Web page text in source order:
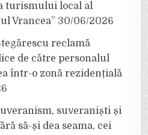
turismului local al
Vrancea” 30/06/2026
reclamă
de către personalul
într-o zonă rezidențială
suveraniști și
să-și dea seama, cei